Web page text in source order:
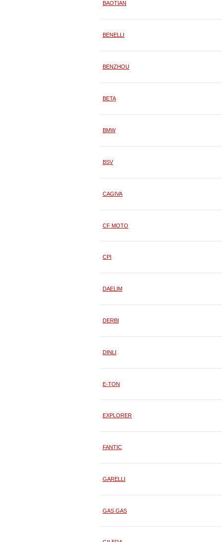
BAOTIAN
BENELLI
BENZHOU
BETA
BMW
BSV
CAGIVA
CF MOTO
CPI
DAELIM
DERBI
DINLI
E-TON
EXPLORER
FANTIC
GARELLI
GAS GAS